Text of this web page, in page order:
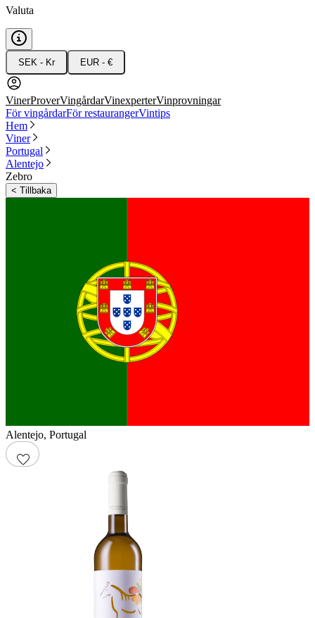
Valuta
SEK - Kr EUR - €
VinerProverVingårdarVinexperterVinprovningar
För vingårdarFör restaurangerVintips
Hem
Viner
Portugal
Alentejo
Zebro
< Tillbaka
Alentejo, Portugal